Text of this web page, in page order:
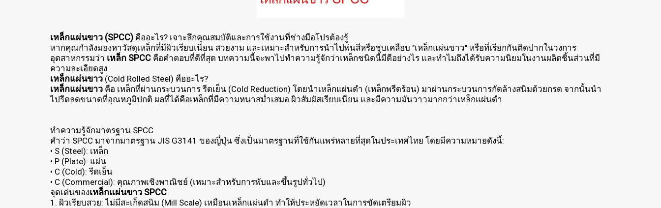
เหล็กแผ่นขาว (SPCC) คืออะไร? เจาะลึกคุณสมบัติและการใช้งานที่ช่างมือโปรต้องรู้
หากคุณกำลังมองหาวัสดุเหล็กที่มีผิวเรียบเนียน สวยงาม และเหมาะสำหรับการนำไปพ่นสีหรือชุบเคลือบ "เหล็กแผ่นขาว" หรือที่เรียกกันติดปากในวงการ
อุตสาหกรรมว่า เหล็ก SPCC คือคำตอบที่ดีที่สุด บทความนี้จะพาไปทำความรู้จักว่าเหล็กชนิดนี้มีดีอย่างไร และทำไมถึงได้รับความนิยมในงานผลิตชิ้นส่วนที่มี
ความละเอียดสูง
เหล็กแผ่นขาว (Cold Rolled Steel) คืออะไร?
เหล็กแผ่นขาว คือ เหล็กที่ผ่านกระบวนการ รีดเย็น (Cold Reduction) โดยนำเหล็กแผ่นดำ (เหล็กพรีดร้อน) มาผ่านกระบวนการกัดล้างสนิมด้วยกรด จากนั้นนำ
ไปรีดลดขนาดที่อุณหภูมิปกติ ผลที่ได้คือเหล็กที่มีความหนาสม่ำเสมอ ผิวสัมผัสเรียบเนียน และมีความมันวาวมากกว่าเหล็กแผ่นดำ
ทำความรู้จักมาตรฐาน SPCC
คำว่า SPCC มาจากมาตรฐาน JIS G3141 ของญี่ปุ่น ซึ่งเป็นมาตรฐานที่ใช้กันแพร่หลายที่สุดในประเทศไทย โดยมีความหมายดังนี้:
• S (Steel): เหล็ก
• P (Plate): แผ่น
• C (Cold): รีดเย็น
• C (Commercial): คุณภาพเชิงพาณิชย์ (เหมาะสำหรับการพับและขึ้นรูปทั่วไป)
จุดเด่นของเหล็กแผ่นขาว SPCC
1. ผิวเรียบสวย: ไม่มีสะเก็ดสนิม (Mill Scale) เหมือนเหล็กแผ่นดำ ทำให้ประหยัดเวลาในการขัดเตรียมผิว